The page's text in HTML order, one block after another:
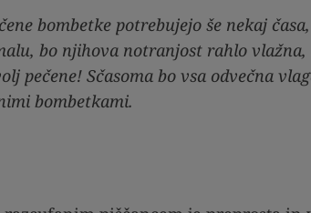
bombetke potrebujejo še nekaj
bo njihova notranjost rahlo
pečene! Sčasoma bo vsa odvečna
bombetkami.